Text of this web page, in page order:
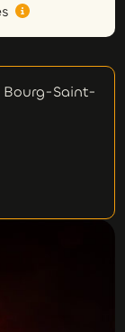
Bourg-Saint-